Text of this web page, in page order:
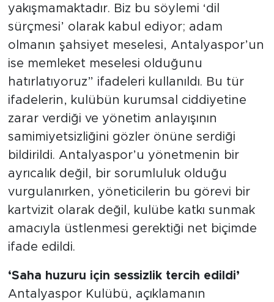
yakışmamaktadır. Biz bu söylemi ‘dil
sürçmesi’ olarak kabul ediyor; adam
olmanın şahsiyet meselesi, Antalyaspor’un
ise memleket meselesi olduğunu
hatırlatıyoruz” ifadeleri kullanıldı. Bu tür
ifadelerin, kulübün kurumsal ciddiyetine
zarar verdiği ve yönetim anlayışının
samimiyetsizliğini gözler önüne serdiği
bildirildi. Antalyaspor’u yönetmenin bir
ayrıcalık değil, bir sorumluluk olduğu
vurgulanırken, yöneticilerin bu görevi bir
kartvizit olarak değil, kulübe katkı sunmak
amacıyla üstlenmesi gerektiği net biçimde
ifade edildi.
‘Saha huzuru için sessizlik tercih edildi’
Antalyaspor Kulübü, açıklamanın